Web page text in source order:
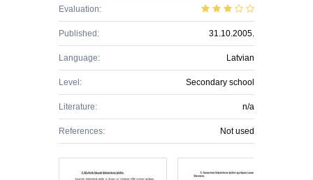
Evaluation:
Published: 31.10.2005.
Language: Latvian
Level: Secondary school
Literature: n/a
References: Not used